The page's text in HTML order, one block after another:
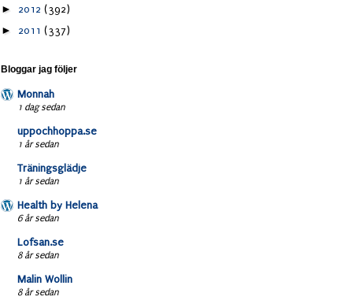
► 2012 (392)
► 2011 (337)
Bloggar jag följer
Monnah
1 dag sedan
uppochhoppa.se
1 år sedan
Träningsglädje
1 år sedan
Health by Helena
6 år sedan
Lofsan.se
8 år sedan
Malin Wollin
8 år sedan